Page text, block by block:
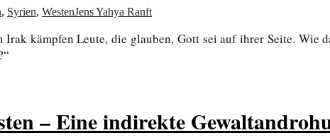
, Syrien, WestenJens Yahya Ranft
kämpfen Leute, die glauben, Gott sei auf ihrer Seite. Wie
– Eine indirekte